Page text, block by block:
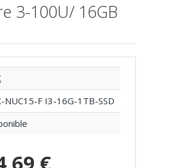
3-100U/ 16GB
NUC15-F I3-16G-1TB-SSD
€